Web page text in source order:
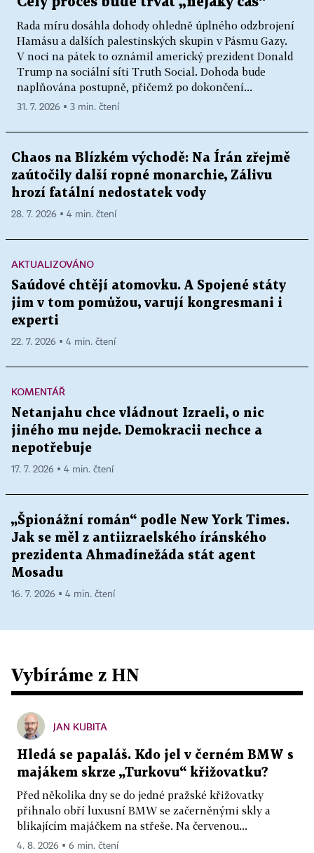
Rada míru dosáhla dohody ohledně úplného odzbrojení
Hamásu a dalších palestinských skupin v Pásmu Gazy.
V noci na pátek to oznámil americký prezident Donald
Trump na sociální síti Truth Social. Dohoda bude
naplňována postupně, přičemž po dokončení...
31. 7. 2026 ▪ 3 min. čtení
Chaos na Blízkém východě: Na Írán zřejmě
zaútočily další ropné monarchie, Zálivu
hrozí fatální nedostatek vody
28. 7. 2026 ▪ 4 min. čtení
AKTUALIZOVÁNO
Saúdové chtějí atomovku. A Spojené státy
jim v tom pomůžou, varují kongresmani i
experti
22. 7. 2026 ▪ 4 min. čtení
KOMENTÁŘ
Netanjahu chce vládnout Izraeli, o nic
jiného mu nejde. Demokracii nechce a
nepotřebuje
17. 7. 2026 ▪ 4 min. čtení
„Špionážní román“ podle New York Times.
Jak se měl z antiizraelského íránského
prezidenta Ahmadínežáda stát agent
Mosadu
16. 7. 2026 ▪ 4 min. čtení
Vybíráme z HN
JAN KUBITA
Hledá se papaláš. Kdo jel v černém BMW s
majákem skrze „Turkovu“ křižovatku?
Před několika dny se do jedné pražské křižovatky
přihnalo obří luxusní BMW se začerněnými skly a
blikajícím majáčkem na střeše. Na červenou...
4. 8. 2026 ▪ 6 min. čtení